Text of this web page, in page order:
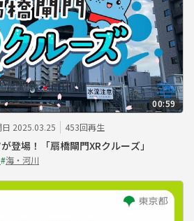
00:59
日 2025.03.25 453回再生
登場！「扇橋閘門XRクルーズ」
#海・河川